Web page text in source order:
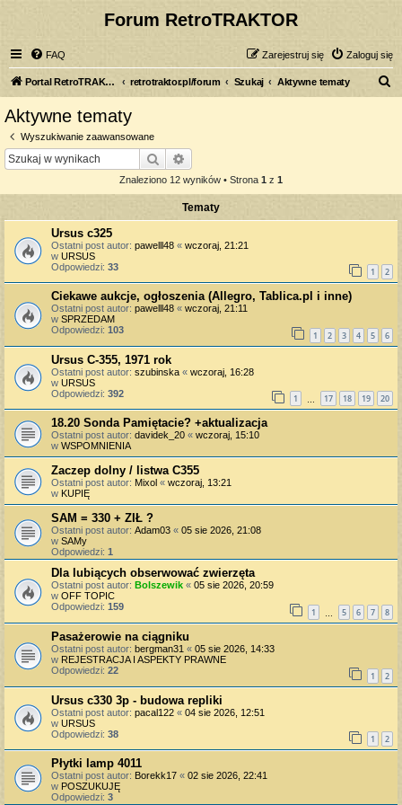
Forum RetroTRAKTOR
FAQ Zaloguj się
Zarejestruj się
Portal RetroTRAKTOR.pl retrotraktor.pl/forum Szukaj Aktywne tematy
Aktywne tematy
Wyszukiwanie zaawansowane
Szukaj
Znaleziono 12 wyników • Strona 1 z 1
Tematy
Ursus c325
Ostatni post autor: pawelll48 « wczoraj, 21:21
w URSUS
Odpowiedzi: 33 1 2
Ciekawe aukcje, ogłoszenia (Allegro, Tablica.pl i inne)
Ostatni post autor: pawelll48 « wczoraj, 21:11
w SPRZEDAM
Odpowiedzi: 103 1 2 3 4 5 6
Ursus C-355, 1971 rok
Ostatni post autor: szubinska « wczoraj, 16:28
w URSUS
Odpowiedzi: 392 1 17 18 19 20
18.20 Sonda Pamiętacie? +aktualizacja
Ostatni post autor: davidek_20 « wczoraj, 15:10
w WSPOMNIENIA
Zaczep dolny / listwa C355
Ostatni post autor: Mixol « wczoraj, 13:21
w KUPIĘ
SAM = 330 + ZIŁ ?
Ostatni post autor: Adam03 « 05 sie 2026, 21:08
w SAMy
Odpowiedzi: 1
Dla lubiących obserwować zwierzęta
Ostatni post autor: Bolszewik « 05 sie 2026, 20:59
w OFF TOPIC
Odpowiedzi: 159 1 5 6 7 8
Pasażerowie na ciągniku
Ostatni post autor: bergman31 « 05 sie 2026, 14:33
w REJESTRACJA I ASPEKTY PRAWNE
Odpowiedzi: 22 1 2
Ursus c330 3p - budowa repliki
Ostatni post autor: pacal122 « 04 sie 2026, 12:51
w URSUS
Odpowiedzi: 38 1 2
Płytki lamp 4011
Ostatni post autor: Borekk17 « 02 sie 2026, 22:41
w POSZUKUJĘ
Odpowiedzi: 3